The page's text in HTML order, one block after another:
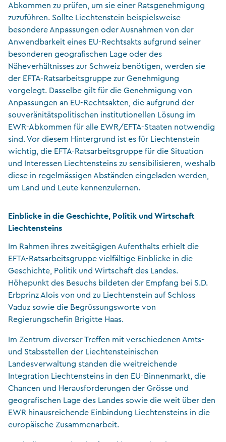
Abkommen zu prüfen, um sie einer Ratsgenehmigung
zuzuführen. Sollte Liechtenstein beispielsweise
besondere Anpassungen oder Ausnahmen von der
Anwendbarkeit eines EU-Rechtsakts aufgrund seiner
besonderen geografischen Lage oder des
Näheverhältnisses zur Schweiz benötigen, werden sie
der EFTA-Ratsarbeitsgruppe zur Genehmigung
vorgelegt. Dasselbe gilt für die Genehmigung von
Anpassungen an EU-Rechtsakten, die aufgrund der
souveränitätspolitischen institutionellen Lösung im
EWR-Abkommen für alle EWR/EFTA-Staaten notwendig
sind. Vor diesem Hintergrund ist es für Liechtenstein
wichtig, die EFTA-Ratsarbeitsgruppe für die Situation
und Interessen Liechtensteins zu sensibilisieren, weshalb
diese in regelmässigen Abständen eingeladen werden,
um Land und Leute kennenzulernen.
Einblicke in die Geschichte, Politik und Wirtschaft
Liechtensteins
Im Rahmen ihres zweitägigen Aufenthalts erhielt die
EFTA-Ratsarbeitsgruppe vielfältige Einblicke in die
Geschichte, Politik und Wirtschaft des Landes.
Höhepunkt des Besuchs bildeten der Empfang bei S.D.
Erbprinz Alois von und zu Liechtenstein auf Schloss
Vaduz sowie die Begrüssungsworte von
Regierungschefin Brigitte Haas.
Im Zentrum diverser Treffen mit verschiedenen Amts-
und Stabsstellen der Liechtensteinischen
Landesverwaltung standen die weitreichende
Integration Liechtensteins in den EU-Binnenmarkt, die
Chancen und Herausforderungen der Grösse und
geografischen Lage des Landes sowie die weit über den
EWR hinausreichende Einbindung Liechtensteins in die
europäische Zusammenarbeit.